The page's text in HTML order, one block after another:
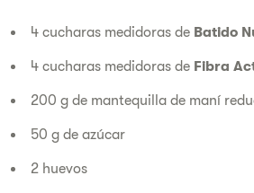
4 cucharas medidoras de Batido
4 cucharas medidoras de Fibra
200 g de mantequilla de maní
50 g de azúcar
2 huevos